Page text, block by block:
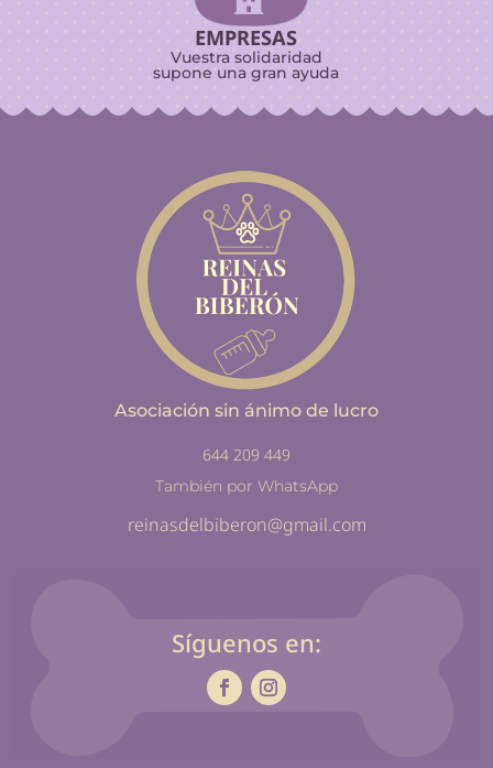
EMPRESAS
Vuestra solidaridad
supone una gran ayuda
Asociación sin ánimo de lucro
644 209 449
También por WhatsApp
reinasdelbiberon@gmail.com
Síguenos en: